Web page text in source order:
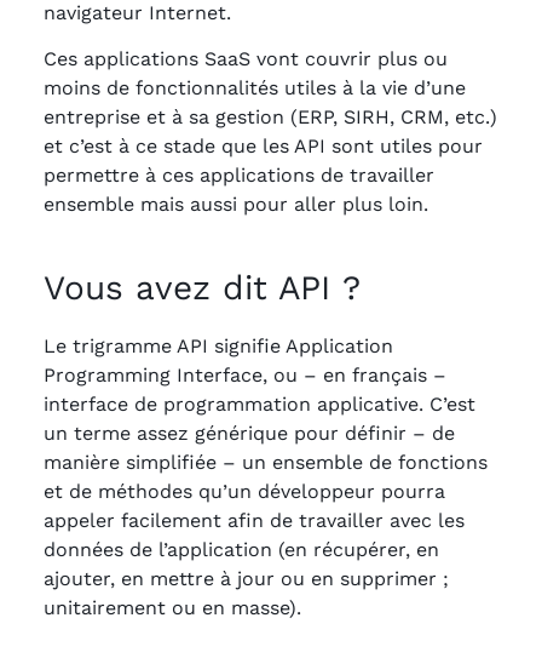
navigateur Internet.
Ces applications SaaS vont couvrir plus ou
moins de fonctionnalités utiles à la vie d’une
entreprise et à sa gestion (ERP, SIRH, CRM, etc.)
et c’est à ce stade que les API sont utiles pour
permettre à ces applications de travailler
ensemble mais aussi pour aller plus loin.
Vous avez dit API ?
Le trigramme API signifie Application
Programming Interface, ou – en français –
interface de programmation applicative. C’est
un terme assez générique pour définir – de
manière simplifiée – un ensemble de fonctions
et de méthodes qu’un développeur pourra
appeler facilement afin de travailler avec les
données de l’application (en récupérer, en
ajouter, en mettre à jour ou en supprimer ;
unitairement ou en masse).